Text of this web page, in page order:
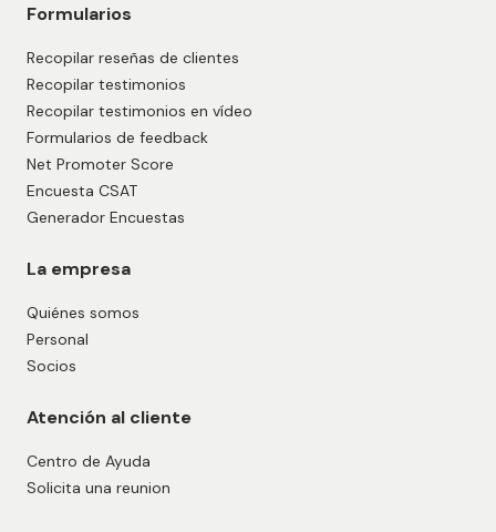
Formularios
Recopilar reseñas de clientes
Recopilar testimonios
Recopilar testimonios en vídeo
Formularios de feedback
Net Promoter Score
Encuesta CSAT
Generador Encuestas
La empresa
Quiénes somos
Personal
Socios
Atención al cliente
Centro de Ayuda
Solicita una reunion